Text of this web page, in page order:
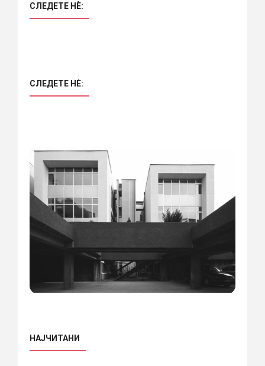
СЛЕДЕТЕ НÈ:
СЛЕДЕТЕ НÈ:
НАЈЧИТАНИ